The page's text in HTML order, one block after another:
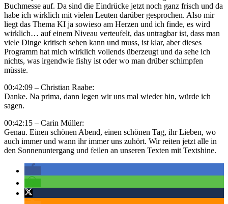
Buchmesse auf. Da sind die Eindrücke jetzt noch ganz frisch und da
habe ich wirklich mit vielen Leuten darüber gesprochen. Also mir
liegt das Thema KI ja sowieso am Herzen und ich finde, es wird
wirklich… auf einem Niveau verteufelt, das untragbar ist, dass man
viele Dinge kritisch sehen kann und muss, ist klar, aber dieses
Programm hat mich wirklich vollends überzeugt und da sehe ich
nichts, was irgendwie fishy ist oder wo man drüber schimpfen
müsste.
00:42:09 – Christian Raabe:
Danke. Na prima, dann legen wir uns mal wieder hin, würde ich
sagen.
00:42:15 – Carin Müller:
Genau. Einen schönen Abend, einen schönen Tag, ihr Lieben, wo
auch immer und wann ihr immer uns zuhört. Wir reiten jetzt alle in
den Sonnenuntergang und feilen an unseren Texten mit Textshine.